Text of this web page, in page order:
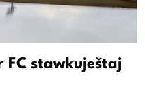
FC stawkuještaj